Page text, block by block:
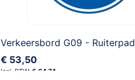
Verkeersbord G09 - Ruiterpad
€ 53,50
€ 64,74